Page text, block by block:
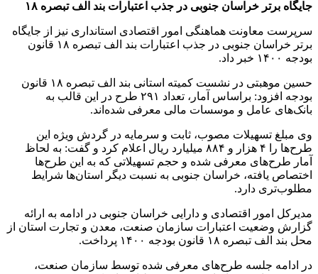
جایگاه برتر خراسان جنوبی در جذب اعتبارات بند الف تبصره ۱۸
سرپرست معاونت هماهنگی امور اقتصادی استانداری نیز از جایگاه
برتر خراسان جنوبی در جذب اعتبارات بند الف تبصره ۱۸ قانون
بودجه ۱۴۰۰ خبر داد.
حسین موهبتی در نشست کمیته استانی بند الف تبصره ۱۸ قانون
بودجه افزود: براساس آمار، تعداد ۲۹۱ طرح در این قالب به
بانک‌های عامل و موسسات مالی معرفی شده‌اند.
وی مبلغ تسهیلات مصوب، ثابت و سرمایه در گردش ویژه این
طرح‌ها را ۴ هزار و ۸۸۴ میلیارد ریال اعلام کرد و گفت: به لحاظ
آمار طرح‌های معرفی شده و حجم تسهیلاتی که به این طرح‌ها
اختصاص یافته، خراسان جنوبی به نسبت دیگر استان‌ها شرایط
مطلوب‌تری دارد.
مدیرکل امور اقتصادی و دارایی خراسان جنوبی در ادامه به ارائه
گزارش وضعیت اعتبارات سازمان صنعت، معدن و تجارت استان از
محل بند الف تبصره ۱۸ قانون بودجه ۱۴۰۰ پرداخت.
در ادامه جلسه طرح‌های معرفی شده توسط سازمان صنعت،